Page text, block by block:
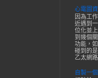
心電圖
因為工
近遇到
位化並
到幾個
功能，
碰到的
乙太網
自製一